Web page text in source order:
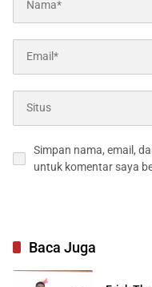
Simpan nama, email,
untuk komentar saya
Baca Juga